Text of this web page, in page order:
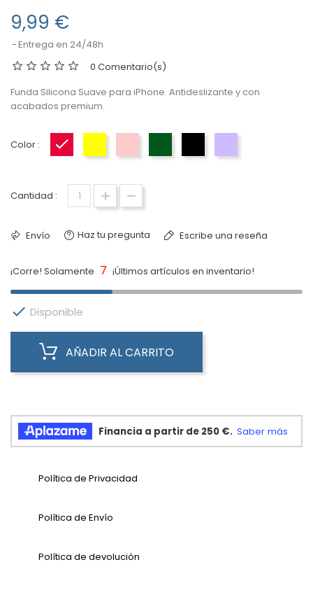
9,99 €
Entrega en 24/48h
0 Comentario(s)
Funda Silicona Suave para iPhone. Antideslizante y con
acabados premium.
Color :
Cantidad :
Envío Haz tu pregunta Escribe una reseña
¡Corre! Solamente 7 ¡Últimos artículos en inventario!
 Disponible
AÑADIR AL CARRITO
Política de Privacidad
Política de Envío
Política de devolución